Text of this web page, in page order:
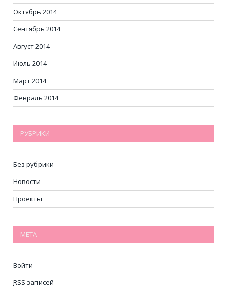
Октябрь 2014
Сентябрь 2014
Август 2014
Июль 2014
Март 2014
Февраль 2014
РУБРИКИ
Без рубрики
Новости
Проекты
МЕТА
Войти
RSS записей